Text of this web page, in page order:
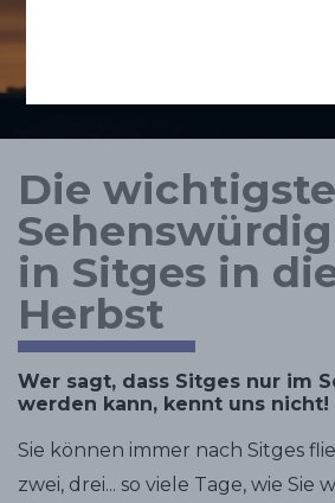
Die
in Sitges in
Herbst
Wer sagt, dass Sitges nur im
werden kann, kennt uns nicht!
Sie können immer nach Sitges
zwei, drei... so viele Tage, wie Sie